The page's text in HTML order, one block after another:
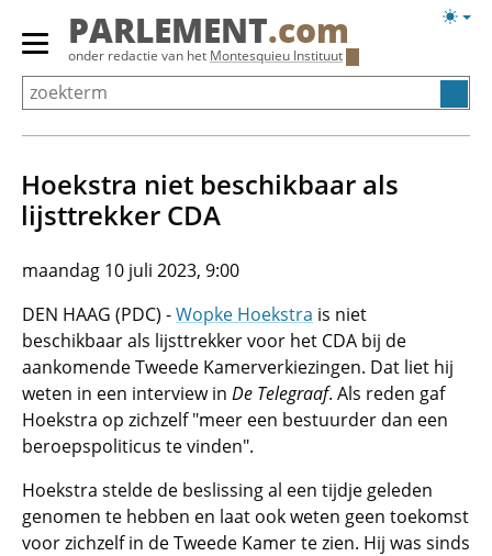
Overslaan
Primair
menu
tonen/verbergen
PARLEMENT.com
onder redactie van het Montesquieu Instituut
Hoekstra niet beschikbaar als
lijsttrekker CDA
maandag 10 juli 2023, 9:00
DEN HAAG (PDC) -Wopke Hoekstra is niet
beschikbaar als lijsttrekker voor het CDA bij de
aankomende Tweede Kamerverkiezingen. Dat liet hij
weten in een interview in De Telegraaf. Als reden gaf
Hoekstra op zichzelf "meer een bestuurder dan een
beroepspoliticus te vinden".
Hoekstra stelde de beslissing al een tijdje geleden
genomen te hebben en laat ook weten geen toekomst
voor zichzelf in de Tweede Kamer te zien. Hij was sinds